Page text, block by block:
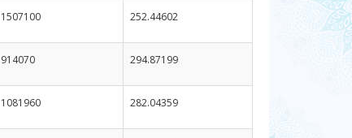
1507100 252.44602
914070 294.87199
1081960 282.04359